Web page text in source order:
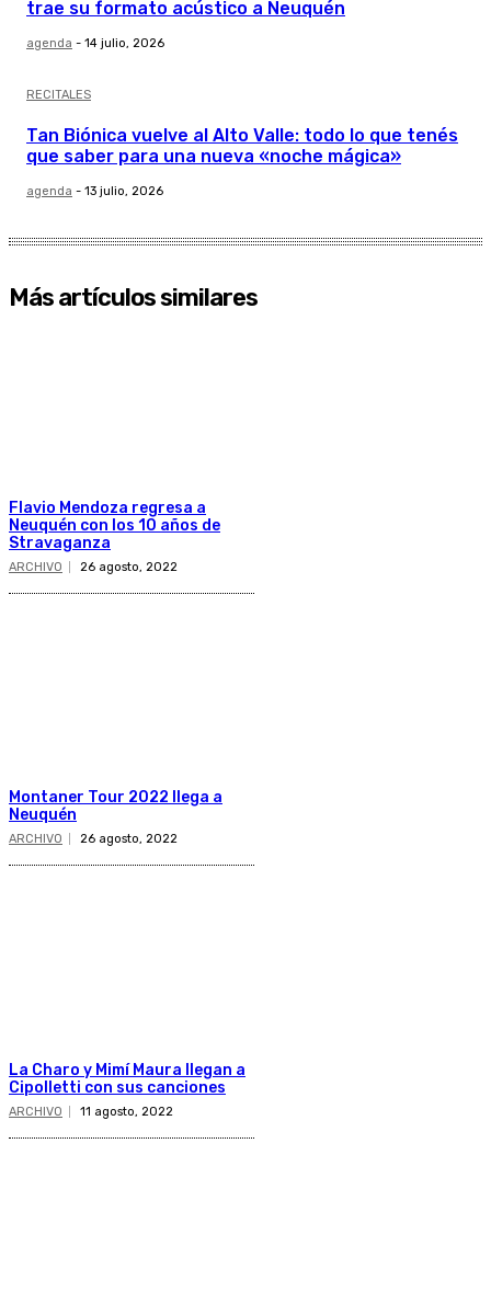
trae su formato acústico a Neuquén
agenda - 14 julio, 2026
RECITALES
Tan Biónica vuelve al Alto Valle: todo lo que tenés
que saber para una nueva «noche mágica»
agenda - 13 julio, 2026
Más artículos similares
Flavio Mendoza regresa a
Neuquén con los 10 años de
Stravaganza
ARCHIVO 26 agosto, 2022
Montaner Tour 2022 llega a
Neuquén
ARCHIVO 26 agosto, 2022
La Charo y Mimí Maura llegan a
Cipolletti con sus canciones
ARCHIVO 11 agosto, 2022